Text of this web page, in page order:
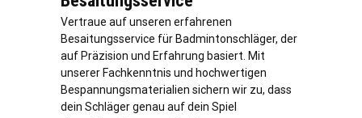
Vertraue auf unseren erfahrenen
Besaitungsservice für Badmintonschläger, der
auf Präzision und Erfahrung basiert. Mit
unserer Fachkenntnis und hochwertigen
Bespannungsmaterialien sichern wir zu, dass
dein Schläger genau auf dein Spiel